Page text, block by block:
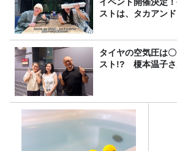
ストは、タカアンド
タイヤの空気圧は
スト!? 榎本温子